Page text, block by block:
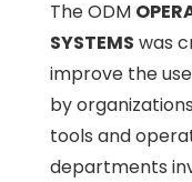
The ODM
SYSTEMS was
improve the
by
tools and
departments